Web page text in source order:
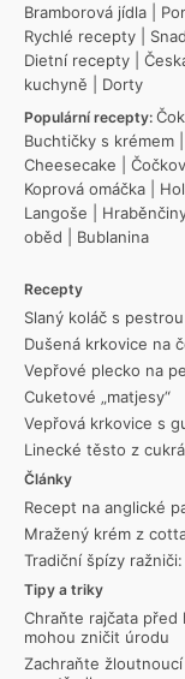
Bramborová jídla
Rychlé recepty
Dietní recepty
kuchyně
Dorty
Populární recepty:
Buchtičky s krémem
Cheesecake
Koprová omáčka
Langoše
oběd
Bublanina
Recepty
Slaný koláč s
Dušená krkovice na
Vepřové plecko na
Cuketové „matjesy“
Vepřová krkovice s
Linecké těsto z
Články
Recept na anglické
Mražený krém z
Tradiční špízy
Tipy a triky
Chraňte rajčata před
mohou zničit úrodu
Zachraňte